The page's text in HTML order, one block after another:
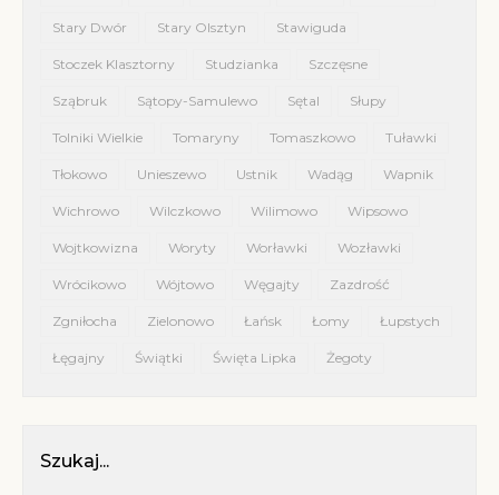
Stary Dwór Stary Olsztyn Stawiguda
Stoczek Klasztorny Studzianka Szczęsne
Sząbruk Sątopy-Samulewo Sętal Słupy
Tolniki Wielkie Tomaryny Tomaszkowo Tuławki
Tłokowo Unieszewo Ustnik Wadąg Wapnik
Wichrowo Wilczkowo Wilimowo Wipsowo
Wojtkowizna Woryty Worławki Wozławki
Wrócikowo Wójtowo Węgajty Zazdrość
Zgniłocha Zielonowo Łańsk Łomy Łupstych
Łęgajny Świątki Święta Lipka Żegoty
Szukaj...